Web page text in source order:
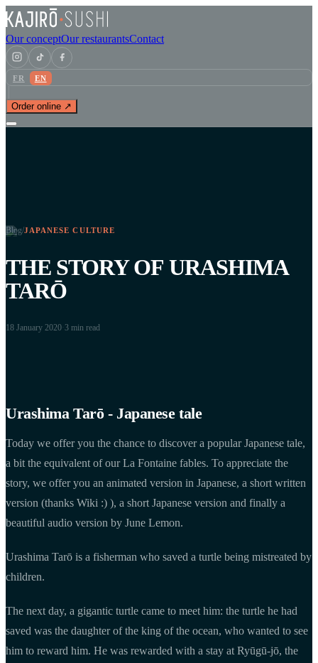
Our conceptOur restaurantsContact
FR EN
Order online ↗
Blog/JAPANESE CULTURE
THE STORY OF URASHIMA
TARŌ
18 January 2020 3 min read
Urashima Tarō - Japanese tale
Today we offer you the chance to discover a popular Japanese tale,
a bit the equivalent of our La Fontaine fables. To appreciate the
story, we offer you an animated version in Japanese, a short written
version (thanks Wiki :) ), a short Japanese version and finally a
beautiful audio version by June Lemon.
Urashima Tarō is a fisherman who saved a turtle being mistreated by
children.
The next day, a gigantic turtle came to meet him: the turtle he had
saved was the daughter of the king of the ocean, who wanted to see
him to reward him. He was rewarded with a stay at Ryūgū-jō, the